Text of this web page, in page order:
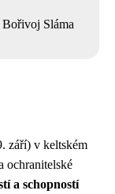
Bořivoj Sláma
září) v keltském
ochranitelské
a schopností